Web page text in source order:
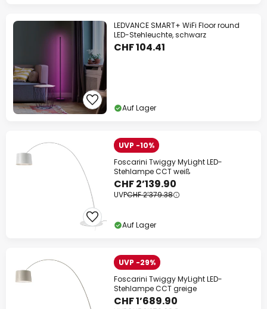
LEDVANCE SMART+ WiFi Floor round
LED-Stehleuchte, schwarz
CHF 104.41
Auf Lager
UVP -10%
Foscarini Twiggy MyLight LED-
Stehlampe CCT weiß
CHF 2’139.90
UVPCHF 2’379.38
Auf Lager
UVP -29%
Foscarini Twiggy MyLight LED-
Stehlampe CCT greige
CHF 1’689.90